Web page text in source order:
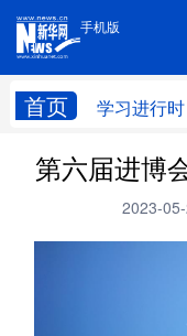
手机版
首页 学习进行时
手机版
学习进行时
思
第六届进博
2023-